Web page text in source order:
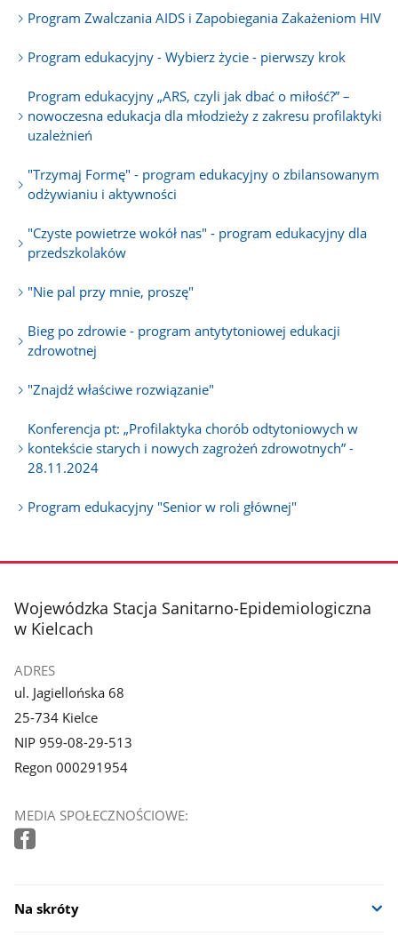
Program Zwalczania AIDS i Zapobiegania Zakażeniom HIV
Program edukacyjny - Wybierz życie - pierwszy krok
Program edukacyjny „ARS, czyli jak dbać o miłość?” –
nowoczesna edukacja dla młodzieży z zakresu profilaktyki
uzależnień
"Trzymaj Formę" - program edukacyjny o zbilansowanym
odżywianiu i aktywności
"Czyste powietrze wokół nas" - program edukacyjny dla
przedszkolaków
"Nie pal przy mnie, proszę"
Bieg po zdrowie - program antytytoniowej edukacji
zdrowotnej
"Znajdź właściwe rozwiązanie"
Konferencja pt: „Profilaktyka chorób odtytoniowych w
kontekście starych i nowych zagrożeń zdrowotnych” -
28.11.2024
Program edukacyjny "Senior w roli głównej"
stopka
Wojewódzka Stacja Sanitarno-Epidemiologiczna
w Kielcach
ADRES
ul. Jagiellońska 68
25-734 Kielce
NIP 959-08-29-513
Regon 000291954
MEDIA SPOŁECZNOŚCIOWE:
Na skróty